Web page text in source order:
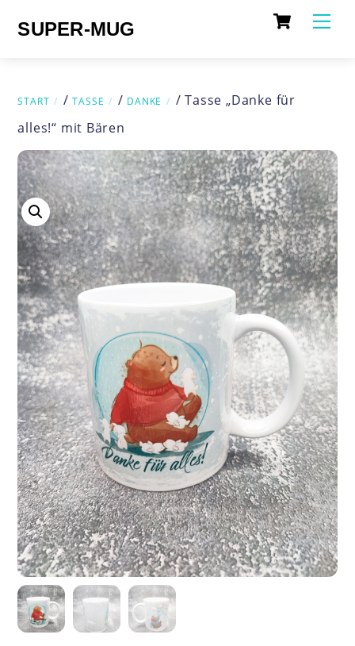
Cart
SUPER-MUG
START /TASSE / DANKE
/ Tasse „Danke für
alles!“ mit Bären